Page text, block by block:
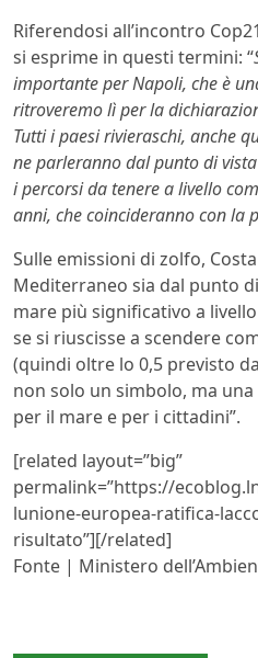
Riferendosi all’incontro
si esprime in questi termini: “
importante per Napoli, che è
ritroveremo lì per la
Tutti i paesi rivieraschi, anche
ne parleranno dal punto di
i percorsi da tenere a livello
anni, che coincideranno con la
Sulle emissioni di zolfo,
Mediterraneo sia dal punto
mare più significativo a
se si riuscisse a scendere
(quindi oltre lo 0,5 previsto
non solo un simbolo, ma
per il mare e per i cittadini”.
[related layout=”big”
permalink=”https://
lunione-europea-ratifica-
risultato”][/related]
Fonte | Ministero